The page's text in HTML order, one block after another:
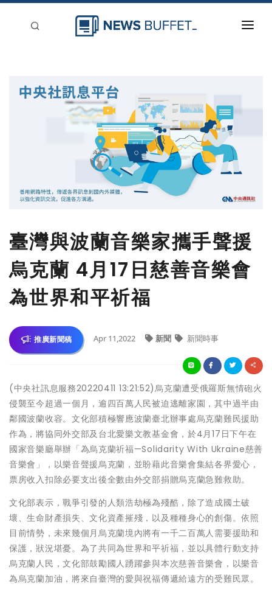
臺灣與波蘭音樂家攜手聲援
烏克蘭 4月17日慈善音樂會
為世界和平祈福
推廣新聞稿 Apr 11,2022 新聞 新聞時事
(中央社訊息服務20220411 13:21:52)烏克蘭遭受俄羅斯無情砲火
侵襲至今超過一個月，逾四百萬人民被迫逃離家園，其中過半由
鄰國波蘭收容。文化部積極響應波蘭臺北辦事處烏克蘭難民援助
作為，將協同外交部及台北愛樂文教基金會，於4月17日下午在
國家音樂廳舉辦「為烏克蘭祈福—Solidarity With Ukraine慈善
音樂會」，以樂音聲援烏克蘭，並盼藉此音樂會集結各界愛心，
票房收入扣除必要支出後全數由外交部捐贈烏克蘭急難救助。
文化部表示，戰爭引發的人類浩劫極為殘酷，除了造成國土破
壞、生命財產損失、文化資產摧殘，以及種種身心的創傷。依照
目前情勢，未來幾個月烏克蘭境內將有一千二百萬人需要援助和
保護，狀況堪憂。為了共同為世界和平祈福，並以具體行動支持
烏克蘭人民，文化部鼓勵國人踴躍參與本次慈善音樂會，以樂音
為烏克蘭加油，將來自臺灣的愛與祝福傳遞給遠方的受難民眾。